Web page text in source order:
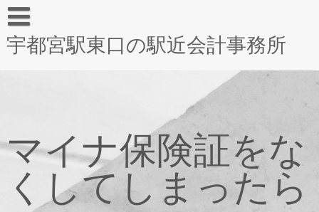
宇都宮駅東口の駅近会計事務所
マイナ保険証をな
くしてしまったら